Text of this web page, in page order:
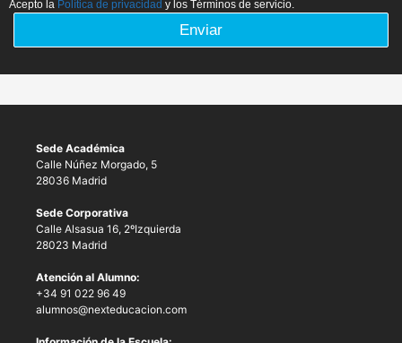
Acepto la Política de privacidad y los Términos de servicio.
Enviar
Sede Académica
Calle Núñez Morgado, 5
28036 Madrid
Sede Corporativa
Calle Alsasua 16, 2ºIzquierda
28023 Madrid
Atención al Alumno:
+34 91 022 96 49
alumnos@nexteducacion.com